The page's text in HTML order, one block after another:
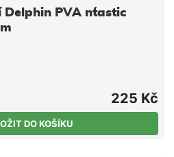
PVA n´tastic
225 Kč
DO KOŠÍKU